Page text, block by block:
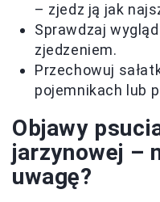
– zjedz ją jak
Sprawdzaj
zjedzeniem.
Przechowuj
pojemnikach lub
Objawy
jarzynowej –
uwagę?